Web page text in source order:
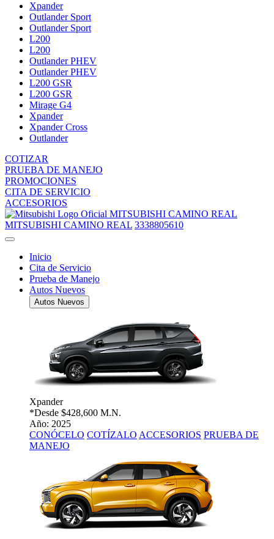
Xpander
Outlander Sport
Outlander Sport
L200
L200
Outlander PHEV
Outlander PHEV
L200 GSR
L200 GSR
Mirage G4
Xpander
Xpander Cross
Outlander
COTIZAR
PRUEBA DE MANEJO
PROMOCIONES
CITA DE SERVICIO
ACCESORIOS
MITSUBISHI CAMINO REAL
MITSUBISHI CAMINO REAL 3338805610
Inicio
Cita de Servicio
Prueba de Manejo
Autos Nuevos
Autos Nuevos
Xpander
*Desde $428,600 M.N.
Año: 2025
CONÓCELO COTÍZALO ACCESORIOS PRUEBA DE
MANEJO